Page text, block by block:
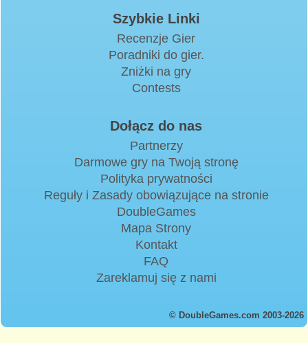
Szybkie Linki
Recenzje Gier
Poradniki do gier.
Zniżki na gry
Contests
Dołącz do nas
Partnerzy
Darmowe gry na Twoją stronę
Polityka prywatności
Reguły i Zasady obowiązujące na stronie
DoubleGames
Mapa Strony
Kontakt
FAQ
Zareklamuj się z nami
© DoubleGames.com 2003-2026